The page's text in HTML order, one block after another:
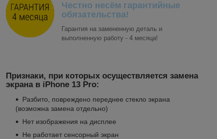
Честно несём гарантийные
обязательства!
Гарантия на замененную деталь и
выполненную работу - 4 месяца!
Признаки, при которых осуществляется замена
экрана в iPhone 13 Pro:
Разбито, повреждено переднее стекло экрана
(возможна замена отдельно)
Нет изображения на дисплее
Не работает сенсорный экран